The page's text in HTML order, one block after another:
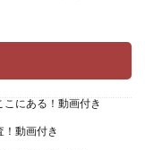
こにある！動画付き
！動画付き